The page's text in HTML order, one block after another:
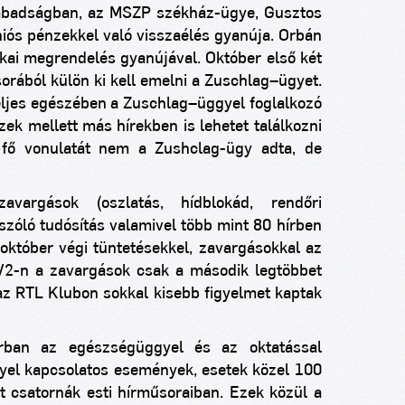
az MSZP székház-ügye, Gusztos
pénzekkel való visszaélés gyanúja. Orbán
megrendelés gyanújával. Október első két
külön ki kell emelni a Zuschlag–ügyet.
egészében a Zuschlag–üggyel foglalkozó
mellett más hírekben is lehetet találkozni
vonulatát nem a Zushclag-ügy adta, de
(oszlatás, hídblokád, rendőri
tudósítás valamivel több mint 80 hírben
végi tüntetésekkel, zavargásokkal az
n a zavargások csak a második legtöbbet
RTL Klubon sokkal kisebb figyelmet kaptak
az egészségüggyel és az oktatással
kapcsolatos események, esetek közel 100
csatornák esti hírműsoraiban. Ezek közül a